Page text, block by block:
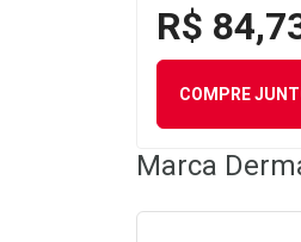
R$
COMPRE
Marca